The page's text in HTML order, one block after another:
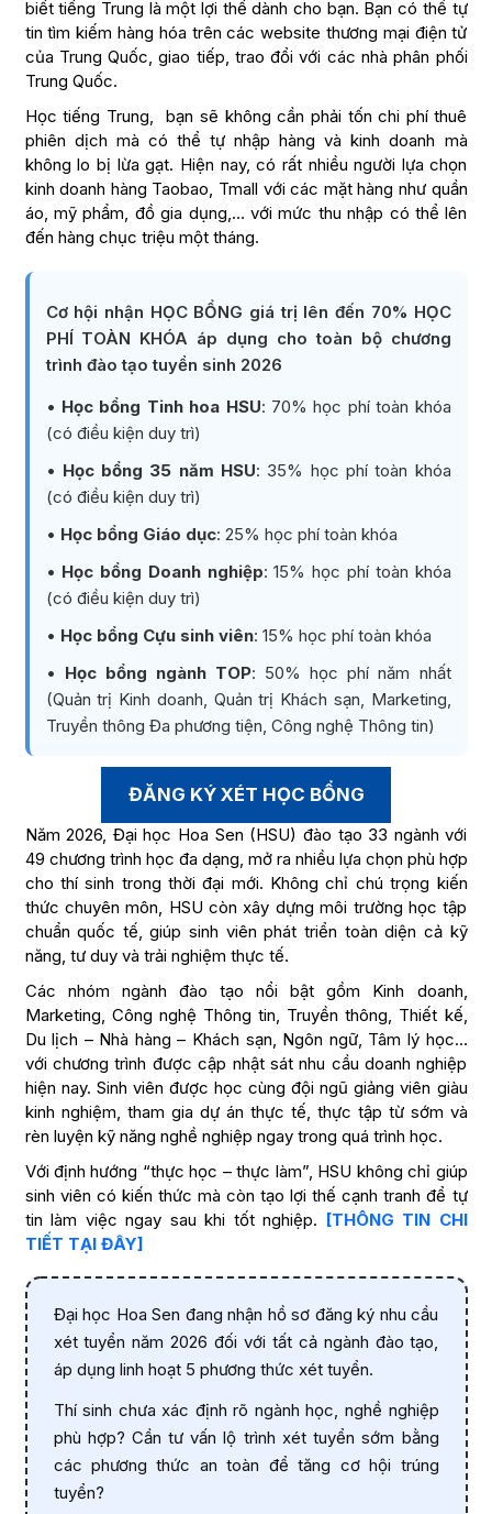
biết tiếng Trung là một lợi thế dành cho bạn. Bạn có thể tự
tin tìm kiếm hàng hóa trên các website thương mại điện tử
của Trung Quốc, giao tiếp, trao đổi với các nhà phân phối
Trung Quốc.
Học tiếng Trung, bạn sẽ không cần phải tốn chi phí thuê
phiên dịch mà có thể tự nhập hàng và kinh doanh mà
không lo bị lừa gạt. Hiện nay, có rất nhiều người lựa chọn
kinh doanh hàng Taobao, Tmall với các mặt hàng như quần
áo, mỹ phẩm, đồ gia dụng,… với mức thu nhập có thể lên
đến hàng chục triệu một tháng.
Cơ hội nhận HỌC BỔNG giá trị lên đến 70% HỌC
PHÍ TOÀN KHÓA áp dụng cho toàn bộ chương
trình đào tạo tuyển sinh 2026
• Học bổng Tinh hoa HSU: 70% học phí toàn khóa
(có điều kiện duy trì)
• Học bổng 35 năm HSU: 35% học phí toàn khóa
(có điều kiện duy trì)
• Học bổng Giáo dục: 25% học phí toàn khóa
• Học bổng Doanh nghiệp: 15% học phí toàn khóa
(có điều kiện duy trì)
• Học bổng Cựu sinh viên: 15% học phí toàn khóa
• Học bổng ngành TOP: 50% học phí năm nhất
(Quản trị Kinh doanh, Quản trị Khách sạn, Marketing,
Truyền thông Đa phương tiện, Công nghệ Thông tin)
ĐĂNG KÝ XÉT HỌC BỔNG
Năm 2026, Đại học Hoa Sen (HSU) đào tạo 33 ngành với
49 chương trình học đa dạng, mở ra nhiều lựa chọn phù hợp
cho thí sinh trong thời đại mới. Không chỉ chú trọng kiến
thức chuyên môn, HSU còn xây dựng môi trường học tập
chuẩn quốc tế, giúp sinh viên phát triển toàn diện cả kỹ
năng, tư duy và trải nghiệm thực tế.
Các nhóm ngành đào tạo nổi bật gồm Kinh doanh,
Marketing, Công nghệ Thông tin, Truyền thông, Thiết kế,
Du lịch – Nhà hàng – Khách sạn, Ngôn ngữ, Tâm lý học…
với chương trình được cập nhật sát nhu cầu doanh nghiệp
hiện nay. Sinh viên được học cùng đội ngũ giảng viên giàu
kinh nghiệm, tham gia dự án thực tế, thực tập từ sớm và
rèn luyện kỹ năng nghề nghiệp ngay trong quá trình học.
Với định hướng “thực học – thực làm”, HSU không chỉ giúp
sinh viên có kiến thức mà còn tạo lợi thế cạnh tranh để tự
tin làm việc ngay sau khi tốt nghiệp.
[THÔNG TIN CHI
TIẾT TẠI ĐÂY]
Đại học Hoa Sen đang nhận hồ sơ đăng ký nhu cầu
xét tuyển năm 2026 đối với tất cả ngành đào tạo,
áp dụng linh hoạt 5 phương thức xét tuyển.
Thí sinh chưa xác định rõ ngành học, nghề nghiệp
phù hợp? Cần tư vấn lộ trình xét tuyển sớm bằng
các phương thức an toàn để tăng cơ hội trúng
tuyển?